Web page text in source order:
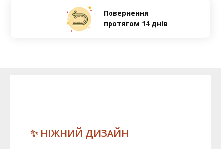
Повернення
протягом 14 днів
✨ НІЖНИЙ ДИЗАЙН